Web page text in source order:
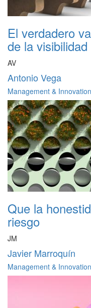
El verdadero
de la visibilidad
AV
Antonio Vega
Management & Innovation
Que la
riesgo
JM
Javier Marroquín
Management & Innovation